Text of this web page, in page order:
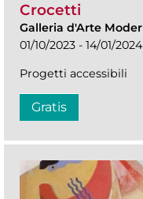
Crocetti
Galleria d'Arte
01/10/2023 - 14/01/2024
Progetti accessibili
Gratis